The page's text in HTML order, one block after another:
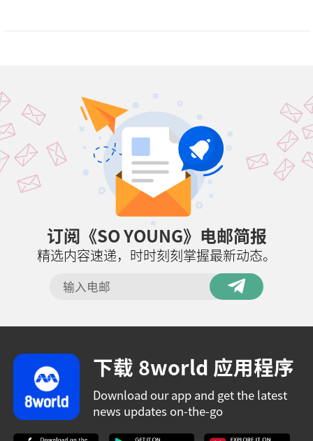
订阅《SO YOUNG》电邮简报
精选内容速递，时时刻刻掌握最新动态。
下载 8world 应用程序
Download our app and get the latest
news updates on-the-go